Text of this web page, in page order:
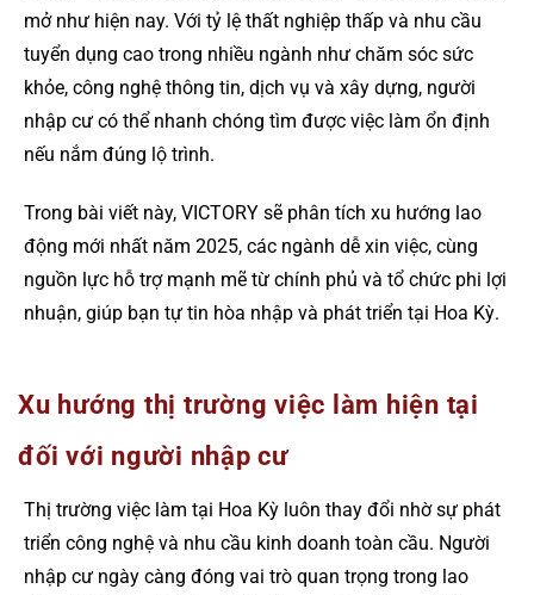
mở như hiện nay. Với tỷ lệ thất nghiệp thấp và nhu cầu
tuyển dụng cao trong nhiều ngành như chăm sóc sức
khỏe, công nghệ thông tin, dịch vụ và xây dựng, người
nhập cư có thể nhanh chóng tìm được việc làm ổn định
nếu nắm đúng lộ trình.
Trong bài viết này, VICTORY sẽ phân tích xu hướng lao
động mới nhất năm 2025, các ngành dễ xin việc, cùng
nguồn lực hỗ trợ mạnh mẽ từ chính phủ và tổ chức phi lợi
nhuận, giúp bạn tự tin hòa nhập và phát triển tại Hoa Kỳ.
Xu hướng thị trường việc làm hiện tại
đối với người nhập cư
Thị trường việc làm tại Hoa Kỳ luôn thay đổi nhờ sự phát
triển công nghệ và nhu cầu kinh doanh toàn cầu. Người
nhập cư ngày càng đóng vai trò quan trọng trong lao